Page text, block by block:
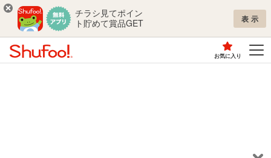
チラシ見てポイン
ト貯めて賞品GET
表示
お気に入り